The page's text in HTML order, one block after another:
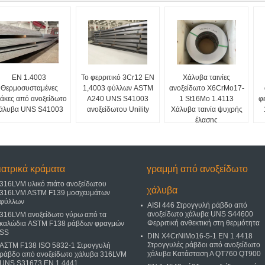
EN 1.4003
Θερμοσυσταμένες
από ανοξείδωτο
UNS S41003
Το φερριτικό 3Cr12 EN
1,4003 φύλλων ASTM
A240 UNS S41003
ανοξείδωτου Unility
Χάλυβα ταινίες
ανοξείδωτο X6CrMo17-
1 St16Mo 1.4113
Χάλυβα ταινία ψυχρής
έλασης
κράματα
316LVM υλικό πιάτο ανοξείδωτου
316LVM ASTM F139 μοσχευμάτων
φύλλων
316LVM ανοξείδωτο γύρω από τα
καλώδια ASTM F138 ράβδων φραγμών
SS
ΑΣTM F138 ISO 5832-1 Στρογγυλή
ράβδο από ανοξείδωτο χάλυβα 316LVM
UNS S31673 EN 1.4441
γραμμή από ανοξείδωτο
χάλυβα
AISI 446 Στρογγυλή ράβδο από
ανοξείδωτο χάλυβα UNS S44600
Φερριτική ανθεκτική στη θερμότητα
DIN X4CrNiMo16-5-1 EN 1.4418
Στρογγυλές ράβδοι από ανοξείδωτο
χάλυβα Κατάσταση Α QT760 QT900